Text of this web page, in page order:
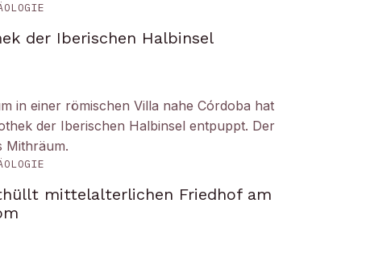
der Iberischen Halbinsel
in einer römischen Villa nahe Córdoba hat
der Iberischen Halbinsel entpuppt. Der
Mithräum.
mittelalterlichen Friedhof am